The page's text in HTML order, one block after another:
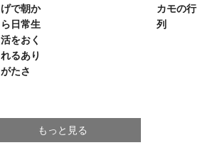
げで朝か
ら日常生
活をおく
れるあり
がたさ
カモの行
列
もっと見る